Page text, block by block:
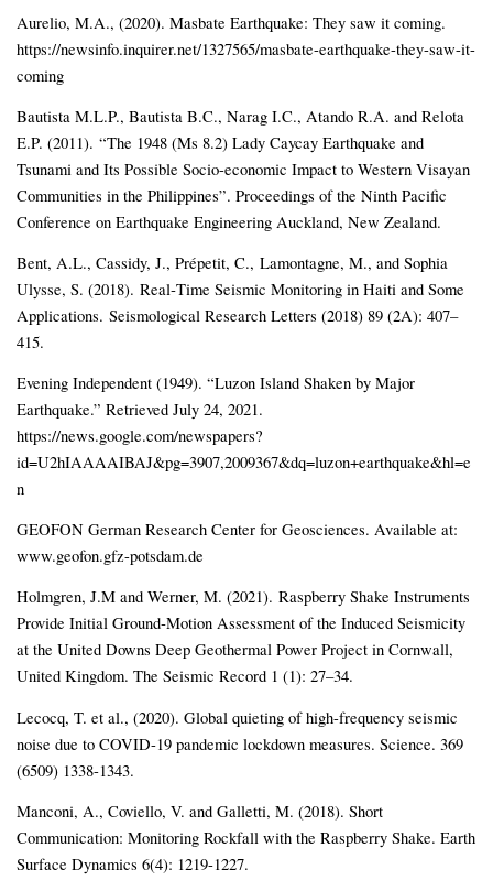
Aurelio, M.A., (2020). Masbate Earthquake: They saw it coming.
https://newsinfo.inquirer.net/1327565/masbate-earthquake-they-saw-it-
coming
Bautista M.L.P., Bautista B.C., Narag I.C., Atando R.A. and Relota
E.P. (2011). “The 1948 (Ms 8.2) Lady Caycay Earthquake and
Tsunami and Its Possible Socio-economic Impact to Western Visayan
Communities in the Philippines”. Proceedings of the Ninth Pacific
Conference on Earthquake Engineering Auckland, New Zealand.
Bent, A.L., Cassidy, J., Prépetit, C., Lamontagne, M., and Sophia
Ulysse, S. (2018). Real‐Time Seismic Monitoring in Haiti and Some
Applications. Seismological Research Letters (2018) 89 (2A): 407–
415.
Evening Independent (1949). “Luzon Island Shaken by Major
Earthquake.” Retrieved July 24, 2021.
https://news.google.com/newspapers?
id=U2hIAAAAIBAJ&pg=3907,2009367&dq=luzon+earthquake&hl=e
n
GEOFON German Research Center for Geosciences. Available at:
www.geofon.gfz-potsdam.de
Holmgren, J.M and Werner, M. (2021). Raspberry Shake Instruments
Provide Initial Ground‐Motion Assessment of the Induced Seismicity
at the United Downs Deep Geothermal Power Project in Cornwall,
United Kingdom. The Seismic Record 1 (1): 27–34.
Lecocq, T. et al., (2020). Global quieting of high-frequency seismic
noise due to COVID-19 pandemic lockdown measures. Science. 369
(6509) 1338-1343.
Manconi, A., Coviello, V. and Galletti, M. (2018). Short
Communication: Monitoring Rockfall with the Raspberry Shake. Earth
Surface Dynamics 6(4): 1219-1227.